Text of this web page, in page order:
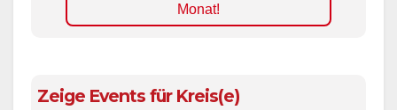
Monat!
Zeige Events für Kreis(e)